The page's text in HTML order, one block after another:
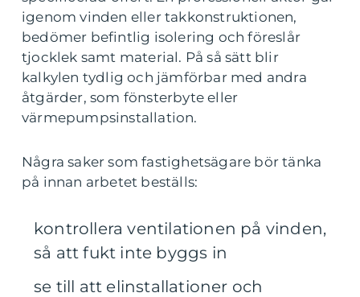
igenom vinden eller takkonstruktionen,
bedömer befintlig isolering och föreslår
tjocklek samt material. På så sätt blir
kalkylen tydlig och jämförbar med andra
åtgärder, som fönsterbyte eller
värmepumpsinstallation.
Några saker som fastighetsägare bör tänka
på innan arbetet beställs:
kontrollera ventilationen på vinden,
så att fukt inte byggs in
se till att elinstallationer och